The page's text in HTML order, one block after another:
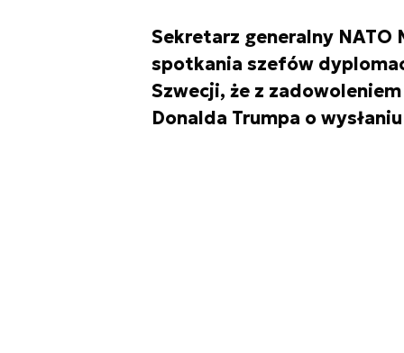
Sekretarz generalny NATO
spotkania szefów
Szwecji, że z
Donalda Trumpa o